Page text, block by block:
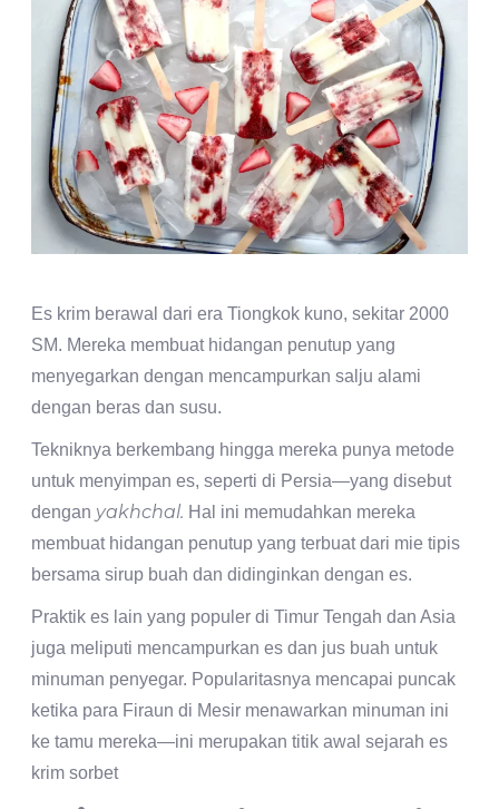
Es krim berawal dari era Tiongkok kuno, sekitar 2000
SM. Mereka membuat hidangan penutup yang
menyegarkan dengan mencampurkan salju alami
dengan beras dan susu.
Tekniknya berkembang hingga mereka punya metode
untuk menyimpan es, seperti di Persia—yang disebut
dengan yakhchal. Hal ini memudahkan mereka
membuat hidangan penutup yang terbuat dari mie tipis
bersama sirup buah dan didinginkan dengan es.
Praktik es lain yang populer di Timur Tengah dan Asia
juga meliputi mencampurkan es dan jus buah untuk
minuman penyegar. Popularitasnya mencapai puncak
ketika para Firaun di Mesir menawarkan minuman ini
ke tamu mereka—ini merupakan titik awal sejarah es
krim sorbet